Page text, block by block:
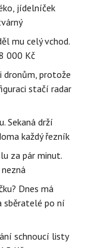
jídelníček
mu celý vchod.
000 Kč
dronům, protože
stačí radar
Sekaná drží
každý řezník
za pár minut.
Dnes má
sběratelé po ní
schnoucí listy